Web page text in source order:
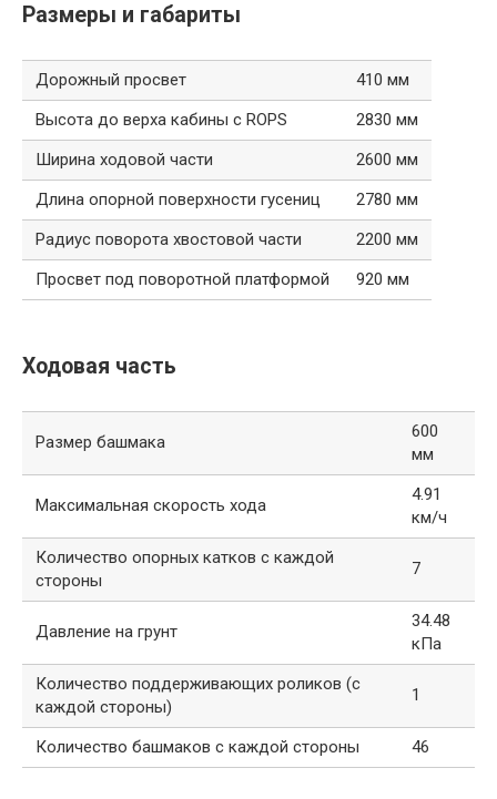
Размеры и габариты
Дорожный просвет
410 мм
Высота до верха кабины с ROPS
2830 мм
Ширина ходовой части
2600 мм
Длина опорной поверхности гусениц
2780 мм
Радиус поворота хвостовой части
2200 мм
Просвет под поворотной платформой
920 мм
Ходовая часть
Размер башмака
600
мм
Максимальная скорость хода
4.91
км/ч
Количество опорных катков с каждой
стороны
7
Давление на грунт
34.48
кПа
Количество поддерживающих роликов (с
каждой стороны)
1
Количество башмаков с каждой стороны 46